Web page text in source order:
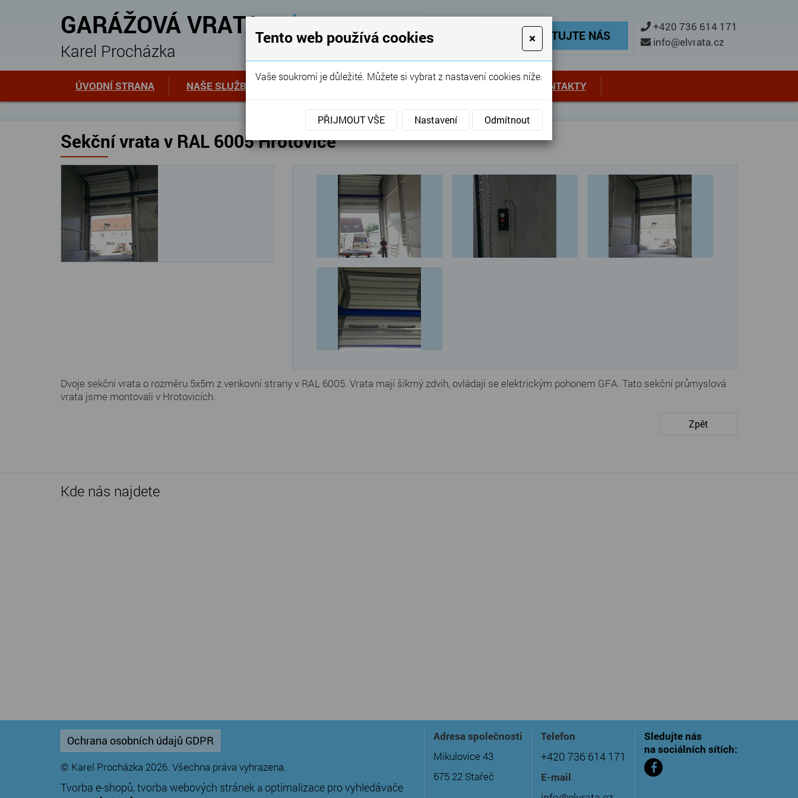
GARÁŽOVÁ VRATA
Karel Procházka Garážová vrata, brány, ploty ...
Kontaktujte nás
KONTAKTUJTE NÁS
+420 736 614 171
info@elvrata.cz
ÚVODNÍ STRANA NAŠE SLUŽBY SERVIS REFERENCE KONTAKTY
Sekční vrata v RAL 6005 Hrotovice
Dvoje sekční vrata o rozměru 5x5m z venkovní strany v RAL 6005. Vrata mají šikmý zdvih, ovládají se elektrickým pohonem GFA. Tato sekční průmyslová
vrata jsme montovali v Hrotovicích.
Zpět
Kde nás najdete
Sledujte nás
na sociálních sítích:
Telefon
+420 736 614 171
E-mail
Adresa společnosti
Mikulovice 43
675 22 Stařeč
Ochrana osobních údajů GDPR
© Karel Procházka 2026. Všechna práva vyhrazena.
Tvorba e-shopů,tvorba webových stránek a optimalizace pro vyhledávače
Tento web používá cookies ×
Vaše soukromí je důležité. Můžete si vybrat z nastavení cookies níže.
PŘIJMOUT VŠE Nastavení Odmítnout